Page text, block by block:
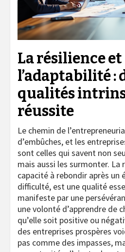
La résilience et
l’adaptabilité :
qualités
réussite
Le chemin de
d’embûches, et les
sont celles qui savent non
mais aussi les surmonter. La
capacité à rebondir après un
difficulté, est une qualité
manifeste par une
une volonté d’apprendre de
qu’elle soit positive ou
des entreprises prospères
pas comme des impasses,